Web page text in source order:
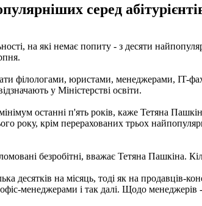
серед
на які немає попиту - з десяти
філологами, юристами, менеджерами, IT-
у Міністерстві освіти.
останні п'ять років, каже Тетяна
року, крім перерахованих трьох
безробітні, вважає Тетяна Пашкіна.
десятків на місяць, тоді як на
менеджерами і так далі. Щодо